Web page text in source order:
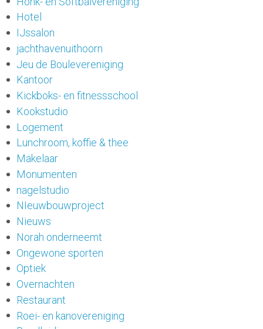
Hotel
IJssalon
jachthavenuithoorn
Jeu de Boulevereniging
Kantoor
Kickboks- en fitnessschool
Kookstudio
Logement
Lunchroom, koffie & thee
Makelaar
Monumenten
nagelstudio
NIeuwbouwproject
Nieuws
Norah onderneemt
Ongewone sporten
Optiek
Overnachten
Restaurant
Roei- en kanovereniging